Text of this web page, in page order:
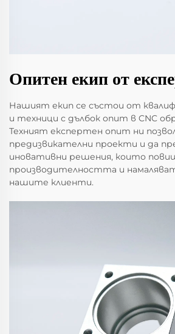
Опитен екип от
Нашият екип се състои от
и техници с дълбок опит в CNC
Техният експертен опит ни
предизвикателни проекти и да
иновативни решения, които
производителността и
нашите клиенти.